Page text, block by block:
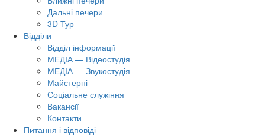
Дальні печери
3D Тур
Відділи
Відділ інформації
МЕДІА — Відеостудія
МЕДІА — Звукостудія
Майстерні
Соціальне служіння
Вакансії
Контакти
Питання і відповіді